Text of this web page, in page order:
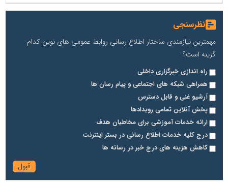
نظرسنجی
مهمترین نیازمندی ساختار اطلاع رسانی روابط عمومی های نوین کدام
گزینه است؟
راه اندازی خبرگزاری داخلی
همراهی شبکه های اجتماعی و پیام رسان ها
آرشیو غنی و قابل دسترس
پخش آنلاین تمامی رویدادها
ارائه خدمات آموزشی برای مخاطیان هدف
درج کلیه خدمات اطلاع رسانی در بستر اینترنت
کاهش هزینه های درج خبر در رسانه ها